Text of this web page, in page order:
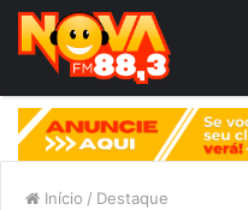
Início / Destaque